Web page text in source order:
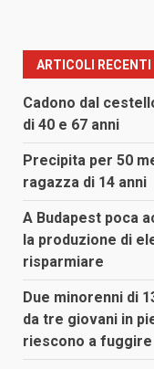
ARTICOLI RECENTI
Cadono dal
di 40 e 67 anni
Precipita per 50
ragazza di 14 anni
A Budapest poca
la produzione di
risparmiare
Due minorenni di
da tre giovani in
riescono a fuggire